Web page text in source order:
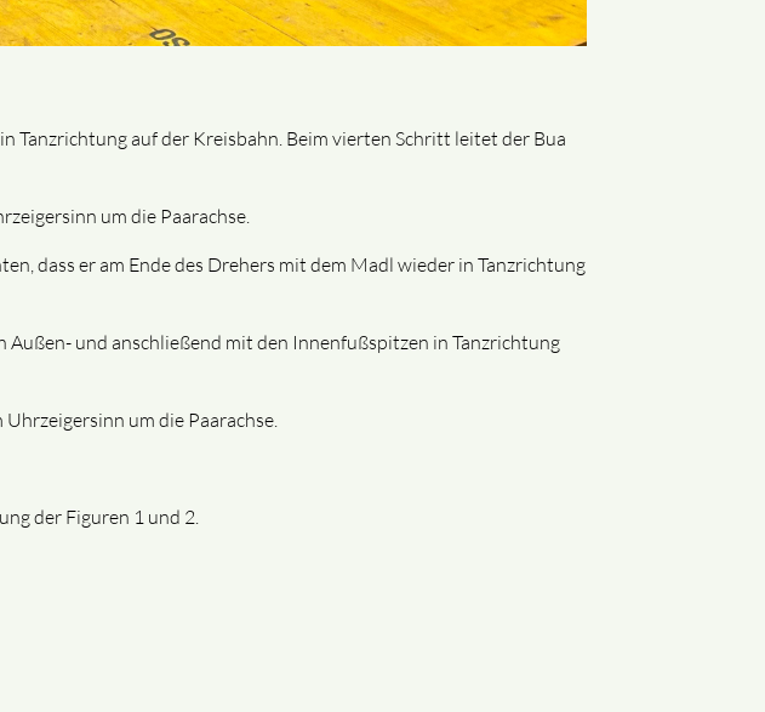
Tanzrichtung auf der Kreisbahn. Beim vierten Schritt leitet der Bua
um die Paarachse.
dass er am Ende des Drehers mit dem Madl wieder in Tanzrichtung
Außen- und anschließend mit den Innenfußspitzen in Tanzrichtung
um die Paarachse.
der Figuren 1 und 2.​